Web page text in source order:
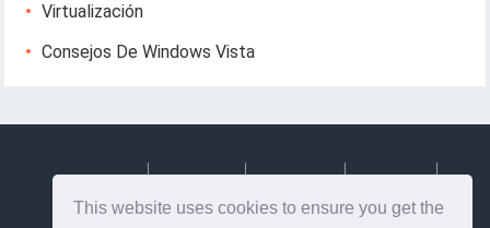
This website uses cookies to ensure you get the
Virtualización
Consejos De Windows Vista